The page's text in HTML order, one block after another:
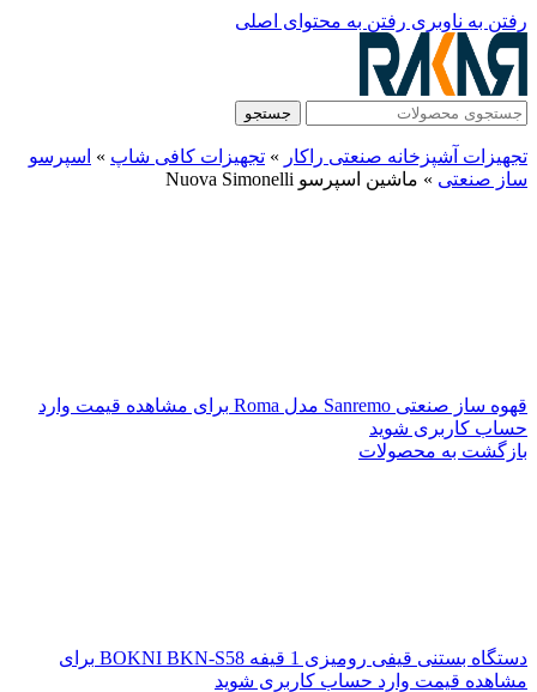
رفتن به ناوبری رفتن به محتوای اصلی
جستجو
تجهیزات آشپزخانه صنعتی راکار » تجهیزات کافی شاپ » اسپرسو
ساز صنعتی » ماشین اسپرسو Nuova Simonelli
قهوه ساز صنعتی Sanremo مدل Roma
برای مشاهده قیمت وارد
حساب کاربری شوید
بازگشت به محصولات
دستگاه بستنی قیفی رومیزی 1 قیفه BOKNI BKN-S58
برای
مشاهده قیمت وارد حساب کاربری شوید